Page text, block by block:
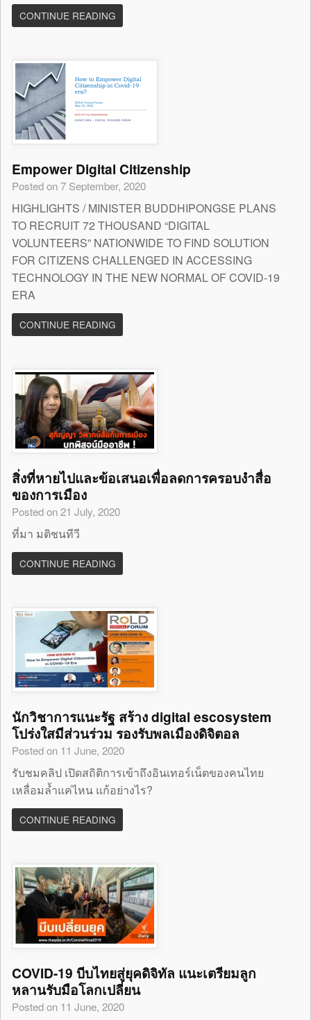
CONTINUE READING
Empower Digital Citizenship
Posted on 7 September, 2020
HIGHLIGHTS / MINISTER BUDDHIPONGSE PLANS
TO RECRUIT 72 THOUSAND “DIGITAL
VOLUNTEERS” NATIONWIDE TO FIND SOLUTION
FOR CITIZENS CHALLENGED IN ACCESSING
TECHNOLOGY IN THE NEW NORMAL OF COVID-19
ERA
CONTINUE READING
สิ่งที่หายไปและข้อเสนอเพื่อลดการครอบงำสื่อ
ของการเมือง
Posted on 21 July, 2020
ที่มา มติชนทีวี
CONTINUE READING
นักวิชาการแนะรัฐ สร้าง digital escosystem
โปร่งใสมีส่วนร่วม รองรับพลเมืองดิจิตอล
Posted on 11 June, 2020
รับชมคลิป เปิดสถิติการเข้าถึงอินเทอร์เน็ตของคนไทย
เหลื่อมล้ำแค่ไหน แก้อย่างไร?
CONTINUE READING
COVID-19 บีบไทยสู่ยุคดิจิทัล แนะเตรียมลูก
หลานรับมือโลกเปลี่ยน
Posted on 11 June, 2020